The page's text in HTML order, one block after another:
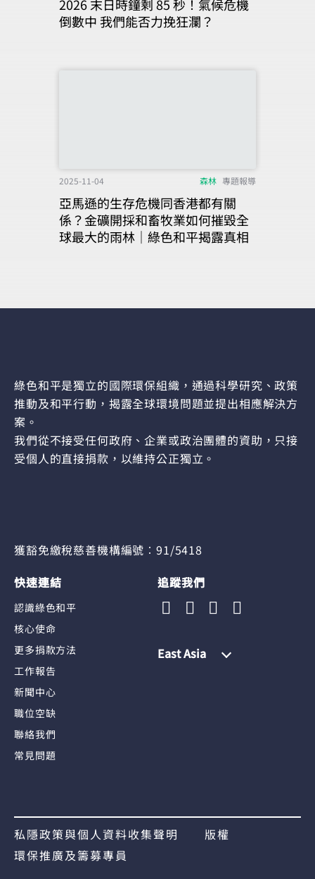
2026 末日時鐘剩 85 秒！氣候危機
倒數中 我們能否力挽狂瀾？
2025-11-04 森林 專題報導
亞馬遜的生存危機同香港都有關
係？金礦開採和畜牧業如何摧毀全
球最大的雨林｜綠色和平揭露真相
綠色和平是獨立的國際環保組織，通過科學研究、政策
推動及和平行動，揭露全球環境問題並提出相應解決方
案。
我們從不接受任何政府、企業或政治團體的資助，只接
受個人的直接捐款，以維持公正獨立。
獲豁免繳稅慈善機構編號︰91/5418
快速連結
認識綠色和平
核心使命
更多捐款方法
工作報告
新聞中心
職位空缺
聯絡我們
常見問題
追蹤我們
East Asia
私隱政策與個人資料收集聲明
版權
環保推廣及籌募專員